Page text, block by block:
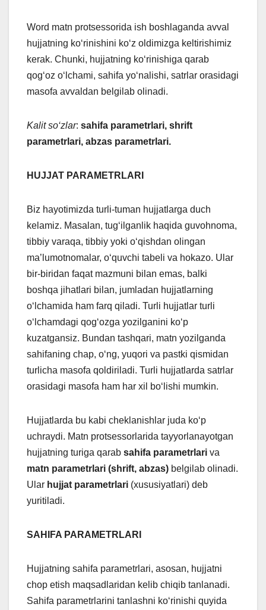
Word matn protsessorida ish boshlaganda avval
hujjatning ko‘rinishini ko‘z oldimizga keltirishimiz
kerak. Chunki, hujjatning ko‘rinishiga qarab
qog‘oz o‘lchami, sahifa yo‘nalishi, satrlar orasidagi
masofa avvaldan belgilab olinadi.
Kalit so‘zlar: sahifa parametrlari, shrift
parametrlari, abzas parametrlari.
HUJJAT PARAMETRLARI
Biz hayotimizda turli-tuman hujjatlarga duch
kelamiz. Masalan, tug‘ilganlik haqida guvohnoma,
tibbiy varaqa, tibbiy yoki o‘qishdan olingan
ma’lumotnomalar, o‘quvchi tabeli va hokazo. Ular
bir-biridan faqat mazmuni bilan emas, balki
boshqa jihatlari bilan, jumladan hujjatlarning
o‘lchamida ham farq qiladi. Turli hujjatlar turli
o‘lchamdagi qog‘ozga yozilganini ko‘p
kuzatgansiz. Bundan tashqari, matn yozilganda
sahifaning chap, o‘ng, yuqori va pastki qismidan
turlicha masofa qoldiriladi. Turli hujjatlarda satrlar
orasidagi masofa ham har xil bo‘lishi mumkin.
Hujjatlarda bu kabi cheklanishlar juda ko‘p
uchraydi. Matn protsessorlarida tayyorlanayotgan
hujjatning turiga qarab sahifa parametrlari va
matn parametrlari (shrift, abzas) belgilab olinadi.
Ular hujjat parametrlari (xususiyatlari) deb
yuritiladi.
SAHIFA PARAMETRLARI
Hujjatning sahifa parametrlari, asosan, hujjatni
chop etish maqsadlaridan kelib chiqib tanlanadi.
Sahifa parametrlarini tanlashni ko‘rinishi quyida